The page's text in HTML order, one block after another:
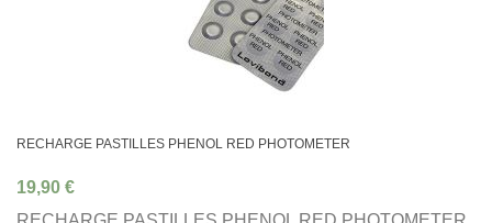
RECHARGE PASTILLES PHENOL RED PHOTOMETER
19,90 €